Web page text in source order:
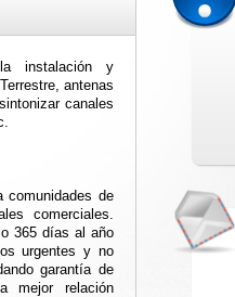
instalación y
antenas
canales
comunidades de
comerciales.
365 días al año
urgentes y no
garantía de
mejor relación